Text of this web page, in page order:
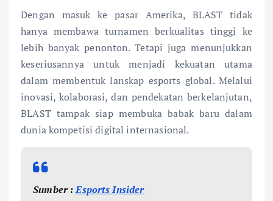
Dengan masuk ke pasar Amerika, BLAST tidak
hanya membawa turnamen berkualitas tinggi ke
lebih banyak penonton. Tetapi juga menunjukkan
keseriusannya untuk menjadi kekuatan utama
dalam membentuk lanskap esports global. Melalui
inovasi, kolaborasi, dan pendekatan berkelanjutan,
BLAST tampak siap membuka babak baru dalam
dunia kompetisi digital internasional.
Sumber :Esports Insider